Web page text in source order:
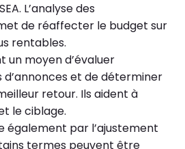
L’analyse des
de réaffecter le budget sur
rentables.
un moyen d’évaluer
et de déterminer
retour. Ils aident à
le ciblage.
également par l’ajustement
termes peuvent être